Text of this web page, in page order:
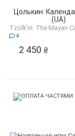
Цолькин:
(UA)
Tzolk'in: The Mayan
4
2 450 ₴